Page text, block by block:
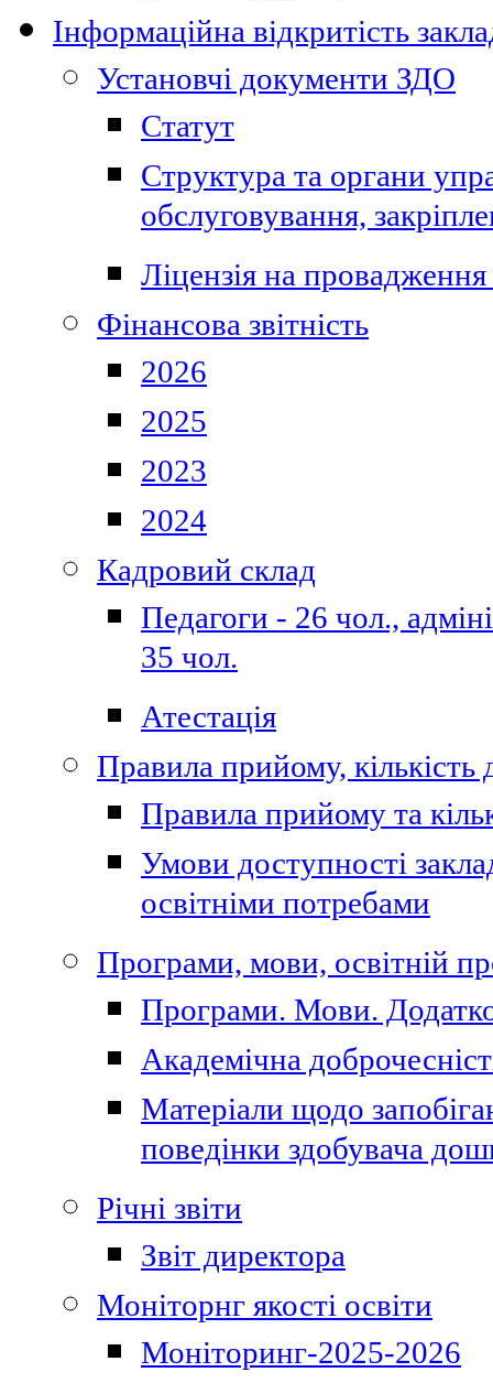
Інформаційна відкритість
Установчі документи ЗДО
Статут
Структура та органи
обслуговування,
Ліцензія на провадження
Фінансова звітність
2026
2025
2023
2024
Кадровий склад
Педагоги - 26 чол.,
35 чол.
Атестація
Правила прийому, кількість
Правила прийому та
Умови доступності
освітніми потребами
Програми, мови, освітній
Програми. Мови.
Академічна
Матеріали щодо
поведінки здобувача
Річні звіти
Звіт директора
Моніторнг якості освіти
Моніторинг-2025-2026